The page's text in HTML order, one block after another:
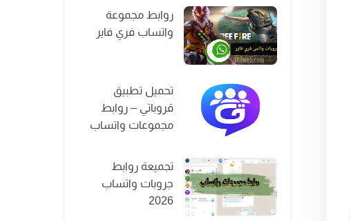
روابط مجموعة
واتساب فري فاير
تحميل تطبيق
قروباتي – روابط
مجموعات واتساب
تجميعة روابط
جروبات واتساب
2026